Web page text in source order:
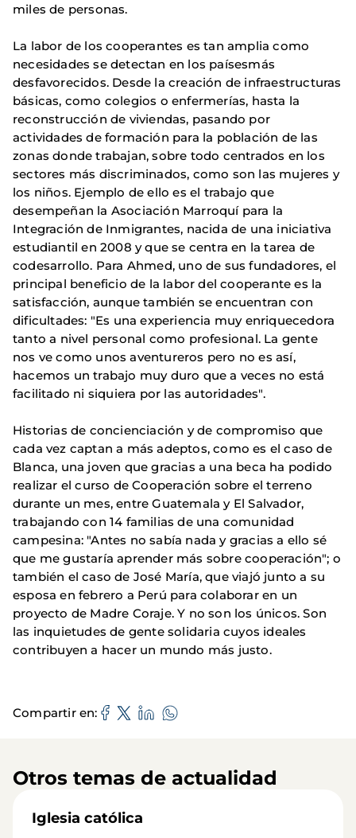
miles de personas.
La labor de los cooperantes es tan amplia como
necesidades se detectan en los paísesmás
desfavorecidos. Desde la creación de infraestructuras
básicas, como colegios o enfermerías, hasta la
reconstrucción de viviendas, pasando por
actividades de formación para la población de las
zonas donde trabajan, sobre todo centrados en los
sectores más discriminados, como son las mujeres y
los niños. Ejemplo de ello es el trabajo que
desempeñan la Asociación Marroquí para la
Integración de Inmigrantes, nacida de una iniciativa
estudiantil en 2008 y que se centra en la tarea de
codesarrollo. Para Ahmed, uno de sus fundadores, el
principal beneficio de la labor del cooperante es la
satisfacción, aunque también se encuentran con
dificultades: "Es una experiencia muy enriquecedora
tanto a nivel personal como profesional. La gente
nos ve como unos aventureros pero no es así,
hacemos un trabajo muy duro que a veces no está
facilitado ni siquiera por las autoridades".
Historias de concienciación y de compromiso que
cada vez captan a más adeptos, como es el caso de
Blanca, una joven que gracias a una beca ha podido
realizar el curso de Cooperación sobre el terreno
durante un mes, entre Guatemala y El Salvador,
trabajando con 14 familias de una comunidad
campesina: "Antes no sabía nada y gracias a ello sé
que me gustaría aprender más sobre cooperación"; o
también el caso de José María, que viajó junto a su
esposa en febrero a Perú para colaborar en un
proyecto de Madre Coraje. Y no son los únicos. Son
las inquietudes de gente solidaria cuyos ideales
contribuyen a hacer un mundo más justo.
Compartir en
Otros temas de actualidad
Iglesia católica